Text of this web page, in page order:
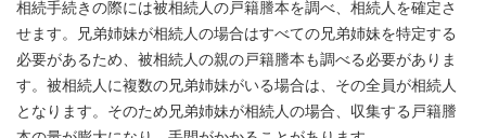
相続手続きの際には被相続人の戸籍謄本を調べ、相続人を確定さ
せます。兄弟姉妹が相続人の場合はすべての兄弟姉妹を特定する
必要があるため、被相続人の親の戸籍謄本も調べる必要がありま
す。被相続人に複数の兄弟姉妹がいる場合は、その全員が相続人
となります。そのため兄弟姉妹が相続人の場合、収集する戸籍謄